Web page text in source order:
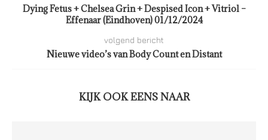
Dying Fetus + Chelsea Grin + Despised Icon + Vitriol –
Effenaar (Eindhoven) 01/12/2024
volgend bericht
Nieuwe video’s van Body Count en Distant
KIJK OOK EENS NAAR